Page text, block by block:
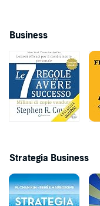
Business
Strategia Business